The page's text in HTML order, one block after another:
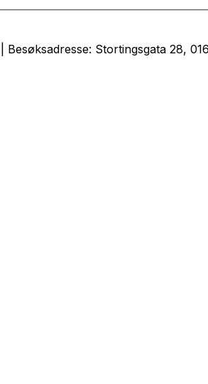
Stortingsgata 28,